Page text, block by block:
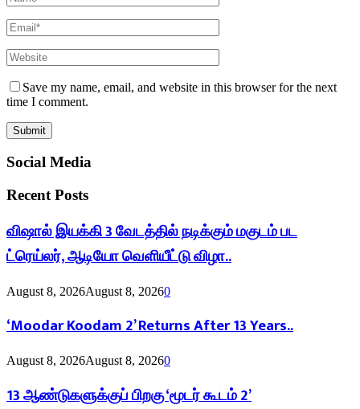
Save my name, email, and website in this browser for the next
time I comment.
Social Media
Recent Posts
விஷால் இயக்கி 3 வேடத்தில் நடிக்கும் மகுடம் பட
ட்ரெய்லர், ஆடியோ வெளியீட்டு விழா..
August 8, 2026August 8, 20260
‘Moodar Koodam 2’ Returns After 13 Years..
August 8, 2026August 8, 20260
13 ஆண்டுகளுக்குப் பிறகு ‘மூடர் கூடம் 2’